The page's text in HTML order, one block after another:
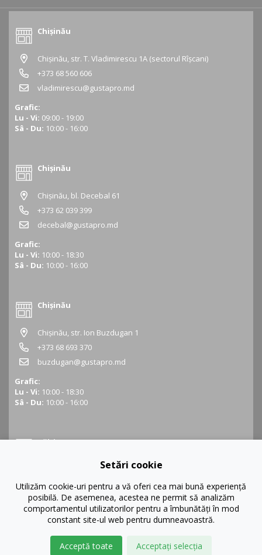
Chișinău
Chișinău, str. T. Vladimirescu 1A (sectorul Rîșcani)
+373 68 560 606
vladimirescu@gustapro.md
Grafic:
Lu - Vi: 09:00 - 19:00
Sâ - Du: 10:00 - 16:00
Chișinău
Chișinău, bl. Decebal 61
+373 62 039 399
decebal@gustapro.md
Grafic:
Lu - Vi: 10:00 - 18:30
Sâ - Du: 10:00 - 16:00
Chișinău
Chișinău, str. Ion Buzdugan 1
+373 68 693 370
buzdugan@gustapro.md
Grafic:
Lu - Vi: 10:00 - 18:30
Sâ - Du: 10:00 - 16:00
Bălți
Bălți, str. Ștefan cel Mare 16
+373 68 452 945
balti@gustapro.md
10:00 - 16:00
Setări cookie
Utilizăm cookie-uri pentru a vă oferi cea mai bună experiență
posibilă. De asemenea, acestea ne permit să analizăm
comportamentul utilizatorilor pentru a îmbunătăți în mod
constant site-ul web pentru dumneavoastră.
Acceptă toate Acceptați selecția